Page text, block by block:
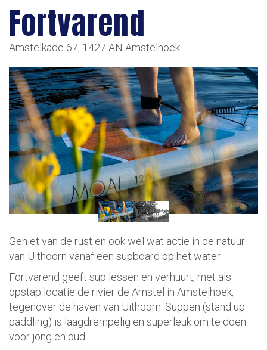
Fortvarend
Amstelkade 67, 1427 AN Amstelhoek
Geniet van de rust en ook wel wat actie in de natuur
van Uithoorn vanaf een supboard op het water.
Fortvarend geeft sup lessen en verhuurt, met als
opstap locatie de rivier de Amstel in Amstelhoek,
tegenover de haven van Uithoorn. Suppen (stand up
paddling) is laagdrempelig en superleuk om te doen
voor jong en oud.